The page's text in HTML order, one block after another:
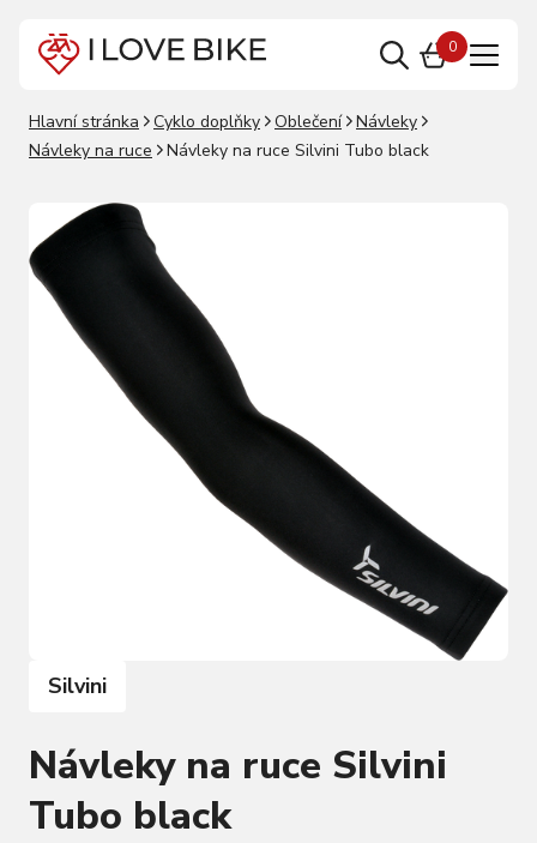
0
Hlavní stránka Cyklo doplňky Oblečení
Návleky
Návleky na ruce
Návleky na ruce Silvini Tubo black
Silvini
Návleky na ruce Silvini
Tubo black